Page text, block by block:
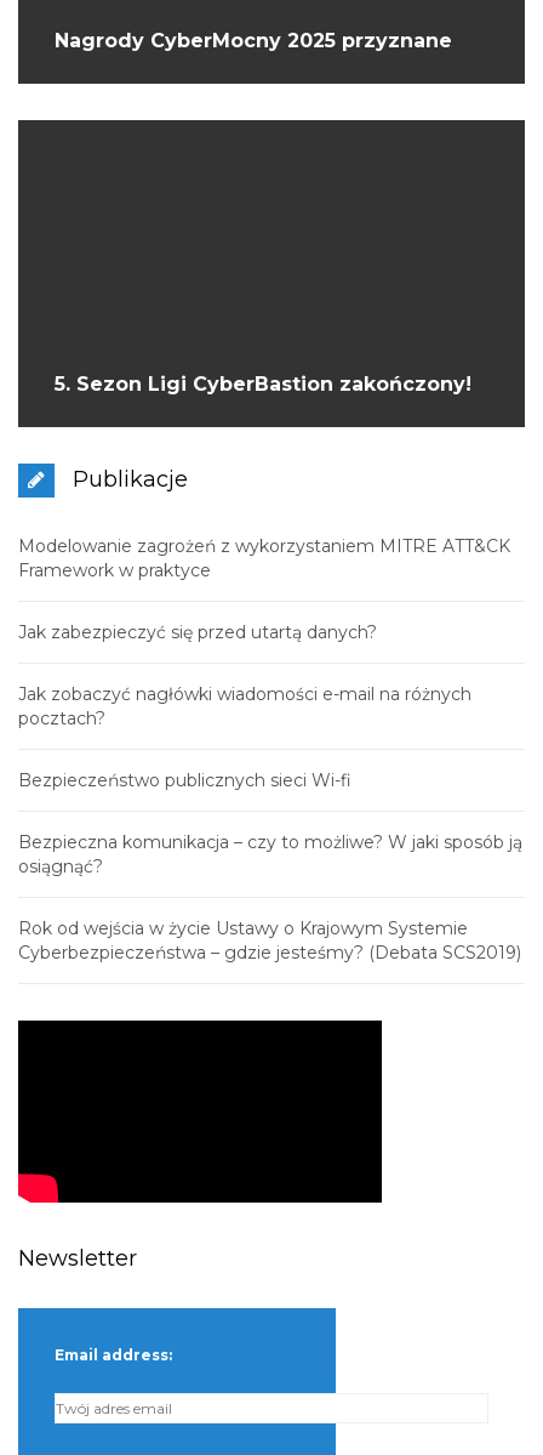
Nagrody CyberMocny 2025 przyznane
5. Sezon Ligi CyberBastion zakończony!
Publikacje
Modelowanie zagrożeń z wykorzystaniem MITRE ATT&CK
Framework w praktyce
Jak zabezpieczyć się przed utartą danych?
Jak zobaczyć nagłówki wiadomości e-mail na różnych
pocztach?
Bezpieczeństwo publicznych sieci Wi-fi
Bezpieczna komunikacja – czy to możliwe? W jaki sposób ją
osiągnąć?
Rok od wejścia w życie Ustawy o Krajowym Systemie
Cyberbezpieczeństwa – gdzie jesteśmy? (Debata SCS2019)
Newsletter
Email address: